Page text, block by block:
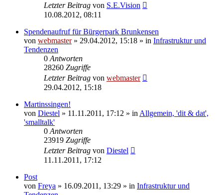
Letzter Beitrag von S.E.Vision
10.08.2012, 08:11
Spendenaufruf für Bürgerpark Brunkensen
von webmaster» 29.04.2012, 15:18 » in Infrastruktur und
Tendenzen
0 Antworten
28260 Zugriffe
Letzter Beitrag von webmaster
29.04.2012, 15:18
Martinssingen!
von Diestel » 11.11.2011, 17:12 » in Allgemein, 'dit & dat',
'smalltalk'
0 Antworten
23919 Zugriffe
Letzter Beitrag von Diestel
11.11.2011, 17:12
Post
von Freya » 16.09.2011, 13:29 » in Infrastruktur und